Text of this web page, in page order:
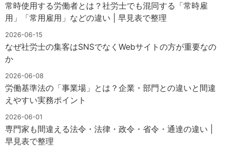
常時使用する労働者とは？社労士でも混同する「常時雇
用」「常用雇用」などの違い | 早見表で整理
2026-06-15
なぜ社労士の集客はSNSでなくWebサイトの方が重要なの
か
2026-06-08
労働基準法の「事業場」とは？企業・部門との違いと間違
えやすい実務ポイント
2026-06-01
専門家も間違える法令・法律・政令・省令・通達の違い |
早見表で整理